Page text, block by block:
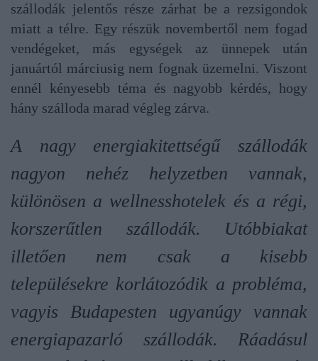
szállodák jelentős része zárhat be a rezsigondok
miatt a télre. Egy részük novembertől nem fogad
vendégeket, más egységek az ünnepek után
januártól márciusig nem fognak üzemelni. Viszont
ennél kényesebb téma és nagyobb kérdés, hogy
hány szálloda marad végleg zárva.
A nagy energiakitettségű szállodák
nagyon nehéz helyzetben vannak,
különösen a wellnesshotelek és a régi,
korszerűtlen szállodák. Utóbbiakat
illetően nem csak a kisebb
településekre korlátozódik a probléma,
vagyis Budapesten ugyanúgy vannak
energiapazarló szállodák. Ráadásul